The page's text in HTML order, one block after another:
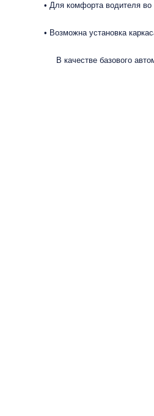
• Для комфорта водителя
• Возможна установка
В качестве базового